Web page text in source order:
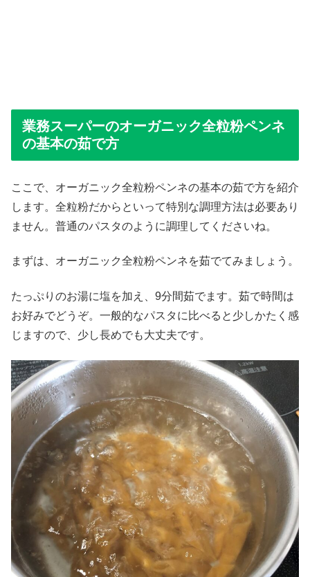
業務スーパーのオーガニック全粒粉ペンネ
の基本の茹で方
ここで、オーガニック全粒粉ペンネの基本の茹で方を紹介
します。全粒粉だからといって特別な調理方法は必要あり
ません。普通のパスタのように調理してくださいね。
まずは、オーガニック全粒粉ペンネを茹でてみましょう。
たっぷりのお湯に塩を加え、9分間茹でます。茹で時間は
お好みでどうぞ。一般的なパスタに比べると少しかたく感
じますので、少し長めでも大丈夫です。